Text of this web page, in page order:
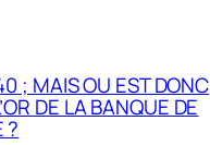
; MAIS OU EST DONC
DE LA BANQUE DE
?